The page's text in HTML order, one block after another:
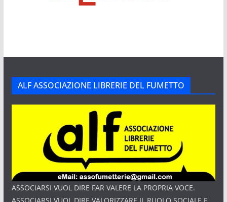
ALF ASSOCIAZIONE LIBRERIE DEL FUMETTO
ASSOCIARSI VUOL DIRE FAR VALERE LA PROPRIA VOCE.